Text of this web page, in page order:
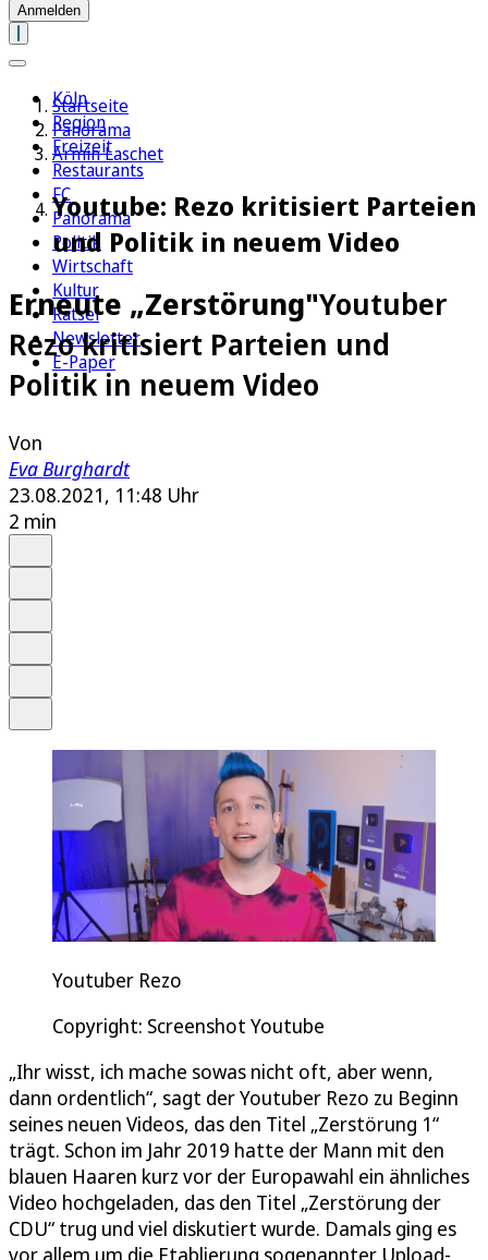
Anmelden
Köln
Region
Freizeit
Restaurants
FC
Panorama
Politik
Wirtschaft
Kultur
Rätsel
Newsletter
E-Paper
Startseite
Panorama
Armin Laschet
Youtube: Rezo kritisiert Parteien
und Politik in neuem Video
Erneute „Zerstörung"Youtuber
Rezo kritisiert Parteien und
Politik in neuem Video
Von
Eva Burghardt
23.08.2021, 11:48 Uhr
2 min
Youtuber Rezo
Copyright: Screenshot Youtube
„Ihr wisst, ich mache sowas nicht oft, aber wenn,
dann ordentlich“, sagt der Youtuber Rezo zu Beginn
seines neuen Videos, das den Titel „Zerstörung 1“
trägt. Schon im Jahr 2019 hatte der Mann mit den
blauen Haaren kurz vor der Europawahl ein ähnliches
Video hochgeladen, das den Titel „Zerstörung der
CDU“ trug und viel diskutiert wurde. Damals ging es